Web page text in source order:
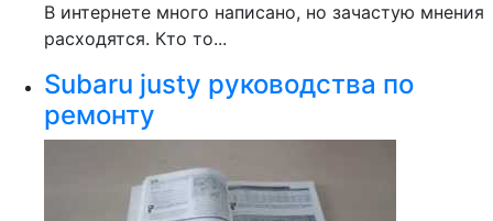
В интернете много написано, но зачастую мнения
расходятся. Кто то...
Subaru justy руководства по
ремонту